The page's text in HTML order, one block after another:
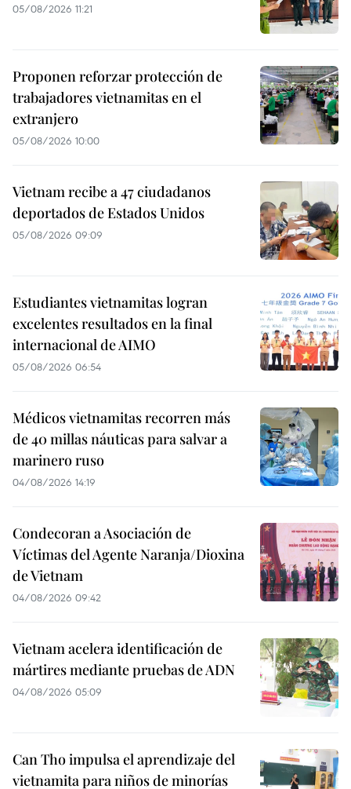
05/08/2026 11:21
Proponen reforzar protección de
trabajadores vietnamitas en el
extranjero
05/08/2026 10:00
Vietnam recibe a 47 ciudadanos
deportados de Estados Unidos
05/08/2026 09:09
Estudiantes vietnamitas logran
excelentes resultados en la final
internacional de AIMO
05/08/2026 06:54
Médicos vietnamitas recorren más
de 40 millas náuticas para salvar a
marinero ruso
04/08/2026 14:19
Condecoran a Asociación de
Víctimas del Agente Naranja/Dioxina
de Vietnam
04/08/2026 09:42
Vietnam acelera identificación de
mártires mediante pruebas de ADN
04/08/2026 05:09
Can Tho impulsa el aprendizaje del
vietnamita para niños de minorías